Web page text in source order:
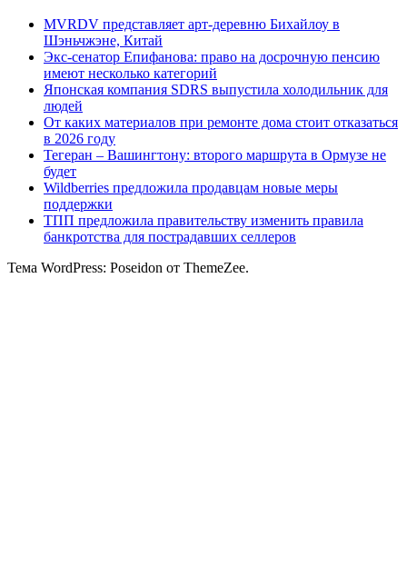
MVRDV представляет арт-деревню Бихайлоу в
Шэньчжэне, Китай
Экс-сенатор Епифанова: право на досрочную пенсию
имеют несколько категорий
Японская компания SDRS выпустила холодильник для
людей
От каких материалов при ремонте дома стоит отказаться
в 2026 году
Тегеран – Вашингтону: второго маршрута в Ормузе не
будет
Wildberries предложила продавцам новые меры
поддержки
ТПП предложила правительству изменить правила
банкротства для пострадавших селлеров
Тема WordPress: Poseidon от ThemeZee.